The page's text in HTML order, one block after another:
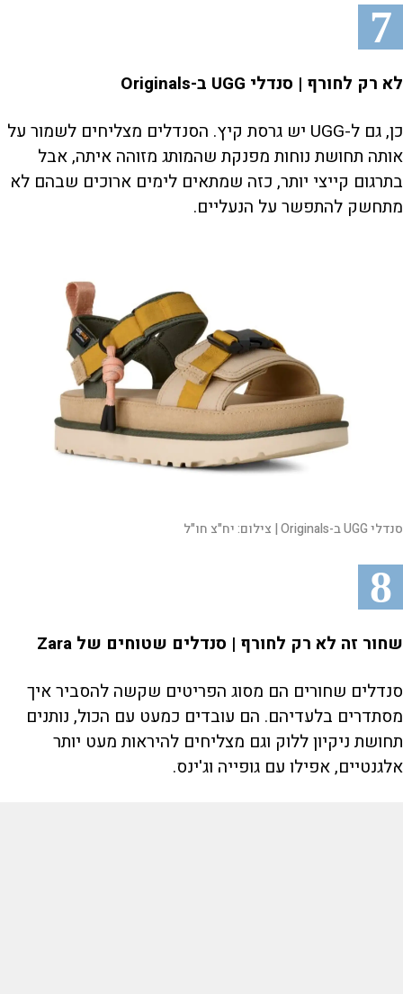
7
לא רק לחורף | סנדלי UGG ב-Originals
כן, גם ל-UGG יש גרסת קיץ. הסנדלים מצליחים לשמור על
אותה תחושת נוחות מפנקת שהמותג מזוהה איתה, אבל
בתרגום קייצי יותר, כזה שמתאים לימים ארוכים שבהם לא
מתחשק להתפשר על הנעליים.
סנדלי UGG ב-Originals | צילום:יח"צ חו"ל
8
שחור זה לא רק לחורף | סנדלים שטוחים של Zara
סנדלים שחורים הם מסוג הפריטים שקשה להסביר איך
מסתדרים בלעדיהם. הם עובדים כמעט עם הכול, נותנים
תחושת ניקיון ללוק וגם מצליחים להיראות מעט יותר
אלגנטיים, אפילו עם גופייה וג'ינס.